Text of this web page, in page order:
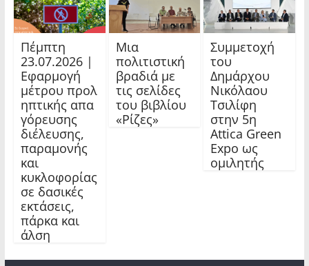
Πέμπτη
23.07.2026 |
Εφαρμογή
μέτρου προλ
ηπτικής απα
γόρευσης
διέλευσης,
παραμονής
και
κυκλοφορίας
σε δασικές
εκτάσεις,
πάρκα και
άλση
Μια
πολιτιστική
βραδιά με
τις σελίδες
του βιβλίου
«Ρίζες»
Συμμετοχή
του
Δημάρχου
Νικόλαου
Τσιλίφη
στην 5η
Attica Green
Expo ως
ομιλητής